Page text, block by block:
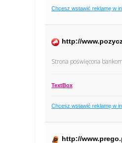
Chcesz wstawić reklamę w
http://
Strona poświęcona
TextBox
Chcesz wstawić reklamę w
http://